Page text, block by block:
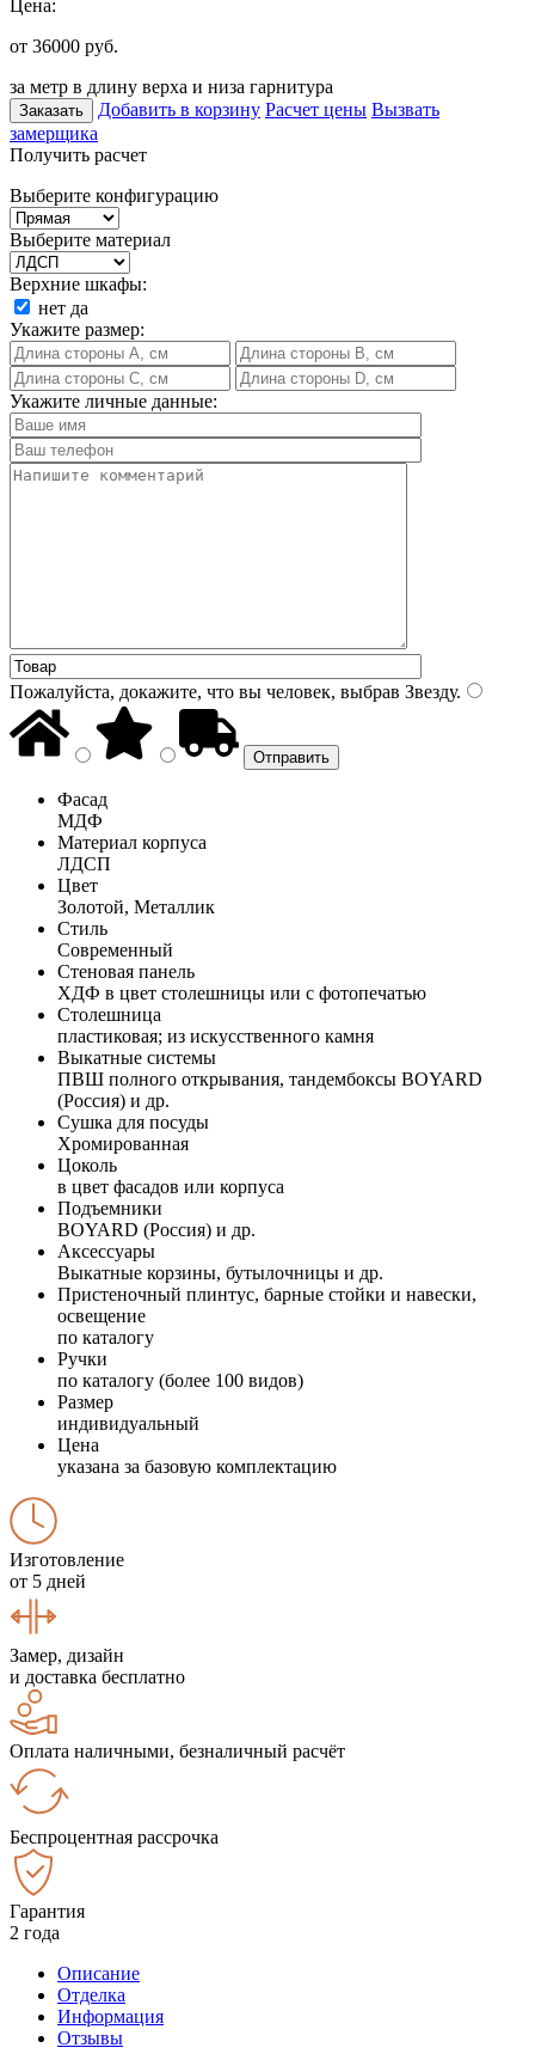
Цена:
от 36000 руб.
за метр в длину верха и низа гарнитура
Заказать Добавить в корзину Расчет цены Вызвать
замерщика
Получить расчет
Выберите конфигурацию
Выберите материал
Верхние шкафы:
нет да
Укажите размер:
Укажите личные данные:
Пожалуйста, докажите, что вы человек, выбрав Звезду.
Фасад
МДФ
Материал корпуса
ЛДСП
Цвет
Золотой, Металлик
Стиль
Современный
Стеновая панель
ХДФ в цвет столешницы или с фотопечатью
Столешница
пластиковая; из искусственного камня
Выкатные системы
ПВШ полного открывания, тандембоксы BOYARD
(Россия) и др.
Сушка для посуды
Хромированная
Цоколь
в цвет фасадов или корпуса
Подъемники
BOYARD (Россия) и др.
Аксессуары
Выкатные корзины, бутылочницы и др.
Пристеночный плинтус, барные стойки и навески,
освещение
по каталогу
Ручки
по каталогу (более 100 видов)
Размер
индивидуальный
Цена
указана за базовую комплектацию
Изготовление
от 5 дней
Замер, дизайн
и доставка бесплатно
Оплата наличными, безналичный расчёт
Беспроцентная рассрочка
Гарантия
2 года
Описание
Отделка
Информация
Отзывы